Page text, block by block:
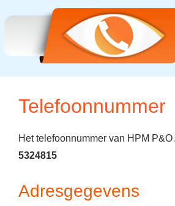
Telefoonnummer
Het telefoonnummer van HPM
5324815
Adresgegevens